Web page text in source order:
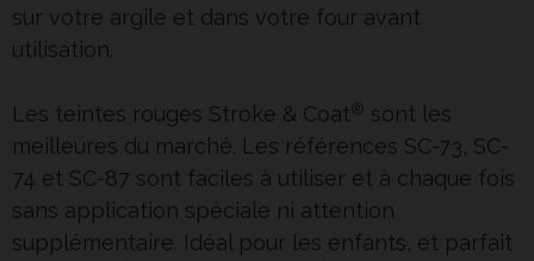
sur votre argile et dans votre four avant
utilisation.
Les teintes rouges Stroke & Coat® sont les
meilleures du marché. Les références SC-73, SC-
74 et SC-87 sont faciles à utiliser et à chaque fois
sans application spéciale ni attention
supplémentaire. Idéal pour les enfants, et parfait